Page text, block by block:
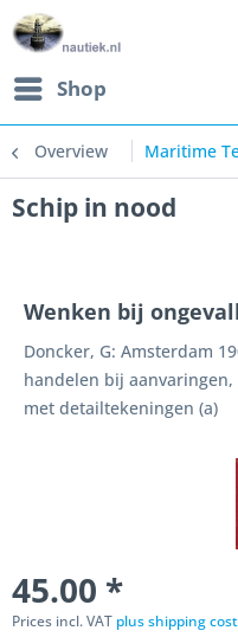
Shop
Overview Maritime
Schip in nood
Wenken bij
Doncker, G: Amsterdam
handelen bij
met detailtekeningen (a)
45.00 *
Prices incl. VAT plus shipping